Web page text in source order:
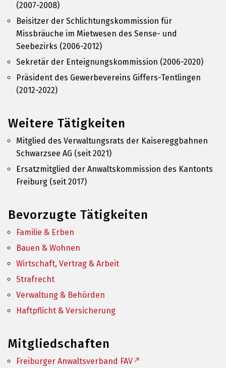
(2007-2008)
Beisitzer der Schlichtungskommission für
Missbräuche im Mietwesen des Sense- und
Seebezirks (2006-2012)
Sekretär der Enteignungskommission (2006-2020)
Präsident des Gewerbevereins Giffers-Tentlingen
(2012-2022)
Weitere Tätigkeiten
Mitglied des Verwaltungsrats der Kaisereggbahnen
Schwarzsee AG (seit 2021)
Ersatzmitglied der Anwaltskommission des Kantonts
Freiburg (seit 2017)
Bevorzugte Tätigkeiten
Familie & Erben
Bauen & Wohnen
Wirtschaft, Vertrag & Arbeit
Strafrecht
Verwaltung & Behörden
Haftpflicht & Versicherung
Mitgliedschaften
Freiburger Anwaltsverband FAV